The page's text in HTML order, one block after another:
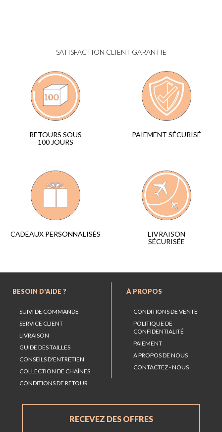
SATISFACTION CLIENT GARANTIE
RETOURS SOUS
100 JOURS
PAIEMENT SÉCURISÉ
CADEAUX PERSONNALISÉS
LIVRAISON
SÉCURISÉE
BESOIN D'AIDE ?
SUIVI DE COMMANDE
SERVICE CLIENT
LIVRAISON
GUIDE DES TAILLES
CONSEILS D'ENTRETIEN
COLLECTION DE CHAÎNES
CONDITIONS DE RETOUR
À PROPOS
CONDITIONS DE VENTE
POLITIQUE DE
CONFIDENTIALITÉ
PAIEMENT
A PROPOS DE NOUS
CONTACTEZ - NOUS
RECEVEZ DES OFFRES